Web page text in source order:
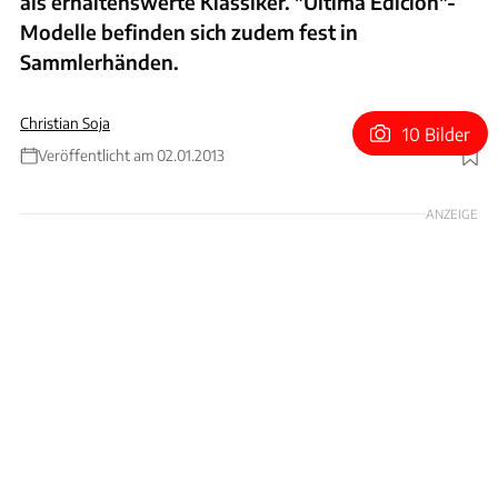
Modelle befinden sich zudem fest in
Sammlerhänden.
Christian Soja
Veröffentlicht am 02.01.2013
Foto: Arturo Rivas
10 Bilder
ANZEIGE